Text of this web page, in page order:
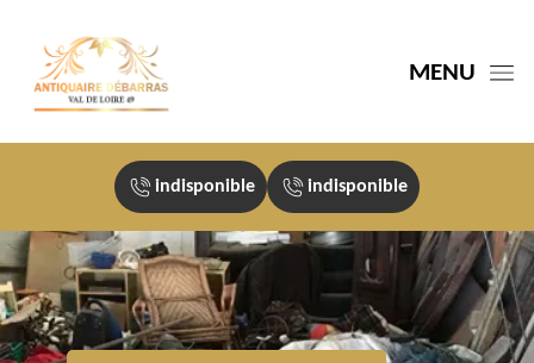
MENU
indisponible indisponible